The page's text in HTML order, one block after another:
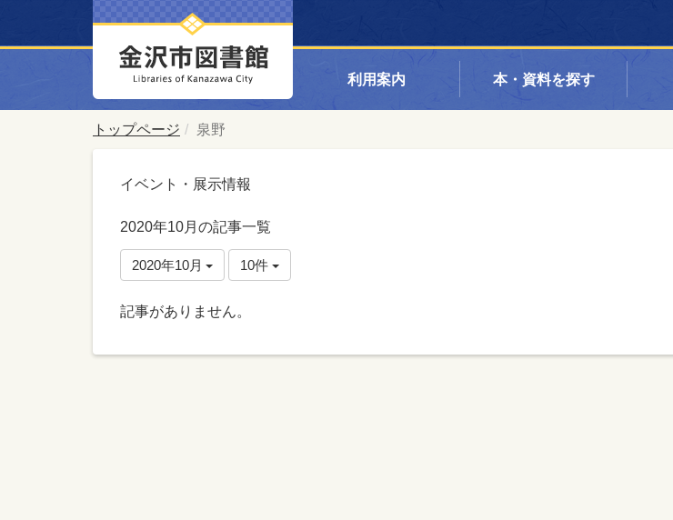
利用案内 本・資料を探す
トップページ 泉野
イベント・展示情報
2020年10月の記事一覧
2020年10月 10件
記事がありません。